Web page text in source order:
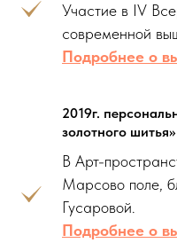
Участие в IV
современной
Подробнее о
2019г.
золотного шитья»
В Арт-
Марсово поле,
Гусаровой.
Подробнее о